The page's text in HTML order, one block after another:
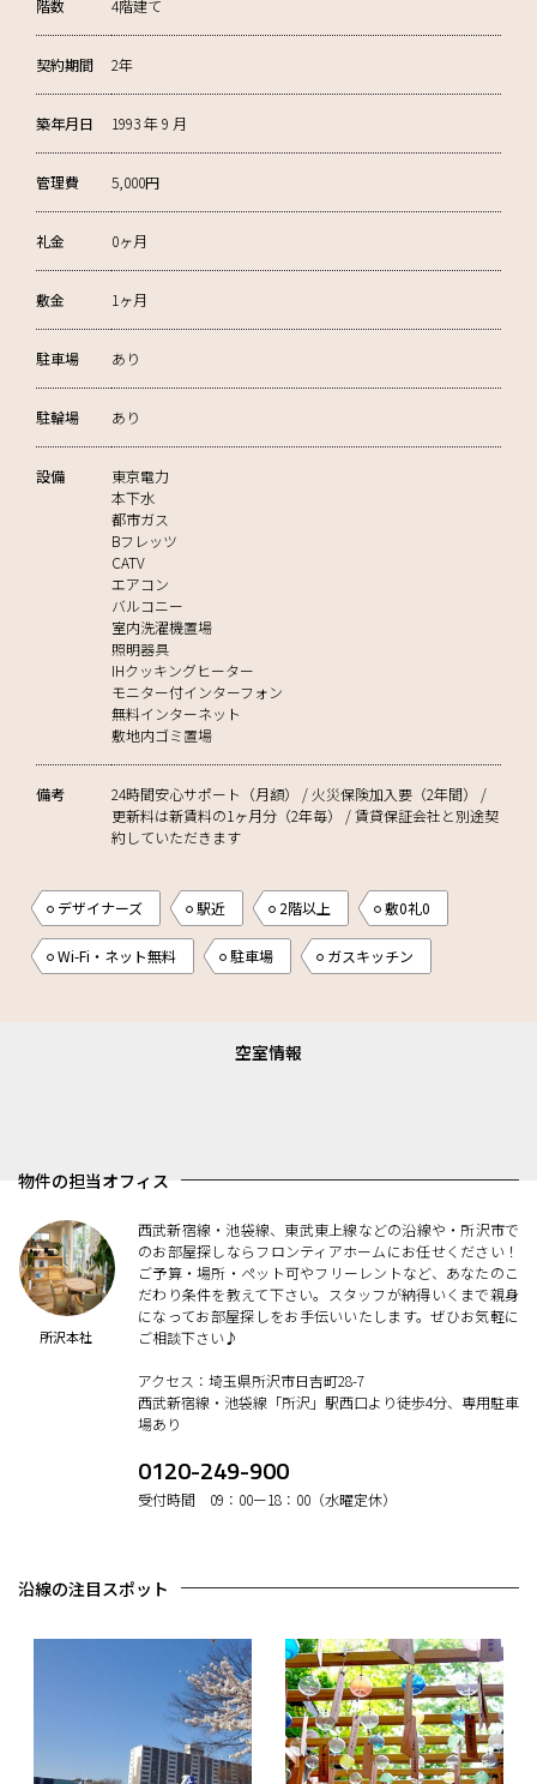
階数 4階建て
契約期間 2年
築年月日 1993 年 9 月
管理費 5,000円
礼金 0ヶ月
敷金 1ヶ月
駐車場 あり
駐輪場 あり
設備
東京電力
本下水
都市ガス
Bフレッツ
CATV
エアコン
バルコニー
室内洗濯機置場
照明器具
IHクッキングヒーター
モニター付インターフォン
無料インターネット
敷地内ゴミ置場
備考
24時間安心サポート（月額） / 火災保険加入要（2年間） /
更新料は新賃料の1ヶ月分（2年毎） / 賃貸保証会社と別途契
約していただきます
デザイナーズ 駅近 2階以上 敷0礼0
Wi-Fi・ネット無料 駐車場 ガスキッチン
空室情報
物件の担当オフィス
所沢本社
西武新宿線・池袋線、東武東上線などの沿線や・所沢市で
のお部屋探しならフロンティアホームにお任せください！
ご予算・場所・ペット可やフリーレントなど、あなたのこ
だわり条件を教えて下さい。スタッフが納得いくまで親身
になってお部屋探しをお手伝いいたします。ぜひお気軽に
ご相談下さい♪
アクセス：埼玉県所沢市日吉町28-7
西武新宿線・池袋線「所沢」駅西口より徒歩4分、専用駐車
場あり
0120-249-900
受付時間 09：00ー18：00（水曜定休）
沿線の注目スポット